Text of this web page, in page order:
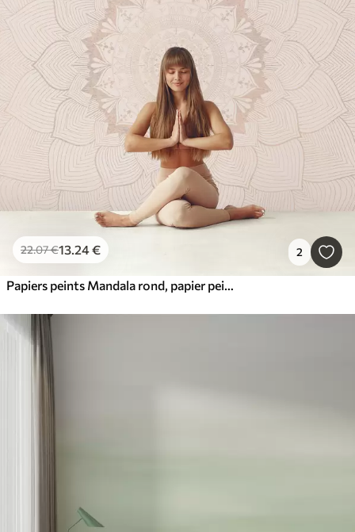
22.07€13.24€ 2
Papiers peints Mandala rond, papier peint pour espace yoga ou pour harmoniser l'espace personnel. Mandala mural aux couleurs chaudes et pastel sur fond texturé et irrégulier